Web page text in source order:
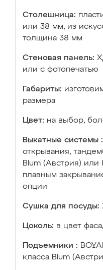
Столешница:
или 38 мм; из
толщина 38 мм
Стеновая панель:
или с фотопечатью
Габариты:
размера
Цвет: на выбор,
Выкатные системы :
открывания,
Blum (Австрия) или
плавным
опции
Сушка для посуды:
Цоколь: в цвет
Подъемники :
класса Blum